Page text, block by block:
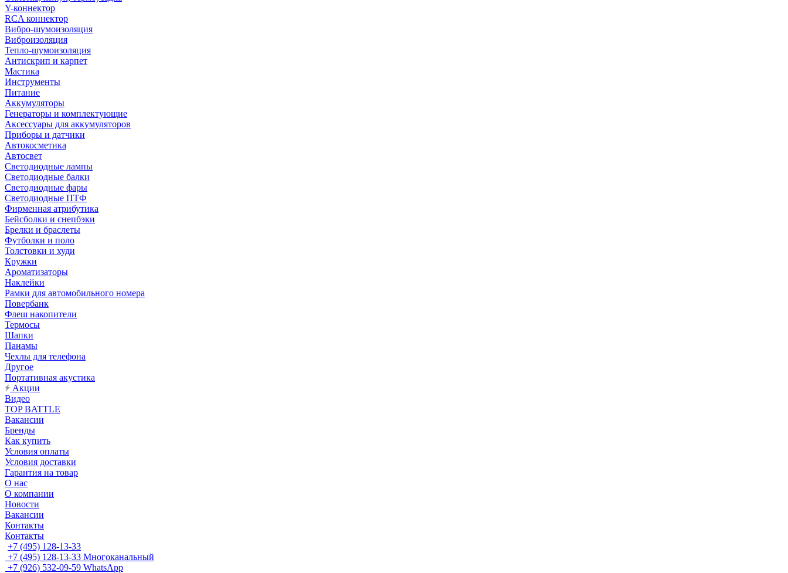
Y-коннектор
RCA коннектор
Вибро-шумоизоляция
Виброизоляция
Тепло-шумоизоляция
Антискрип и карпет
Мастика
Инструменты
Питание
Аккумуляторы
Генераторы и комплектующие
Аксессуары для аккумуляторов
Приборы и датчики
Автокосметика
Автосвет
Светодиодные лампы
Светодиодные балки
Светодиодные фары
Светодиодные ПТФ
Фирменная атрибутика
Бейсболки и снепбэки
Брелки и браслеты
Футболки и поло
Толстовки и худи
Кружки
Ароматизаторы
Наклейки
Рамки для автомобильного номера
Повербанк
Флеш накопители
Термосы
Шапки
Панамы
Чехлы для телефона
Другое
Портативная акустика
Акции
Видео
TOP BATTLE
Вакансии
Бренды
Как купить
Условия оплаты
Условия доставки
Гарантия на товар
О нас
О компании
Новости
Вакансии
Контакты
Контакты
+7 (495) 128-13-33
+7 (495) 128-13-33 Многоканальный
+7 (926) 532-09-59 WhatsApp